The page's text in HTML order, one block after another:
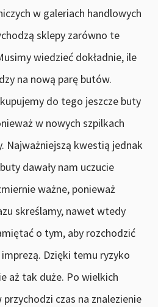
w galeriach handlowych
sklepy zarówno te
wiedzieć dokładnie, ile
na nową parę butów.
do tego jeszcze buty
w nowych szpilkach
Najważniejszą kwestią jednak
dawały nam uczucie
ważne, ponieważ
skreślamy, nawet wtedy
o tym, aby rozchodzić
Dzięki temu ryzyko
aż tak duże. Po wielkich
czas na znalezienie